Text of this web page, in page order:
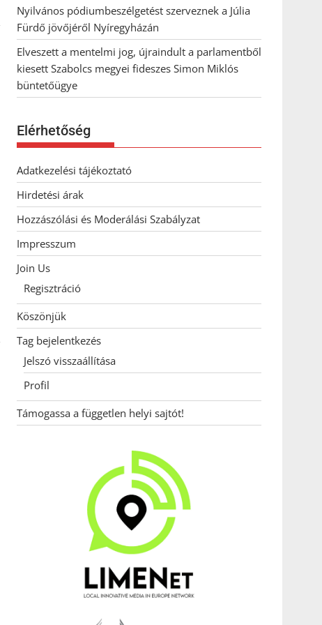
Nyilvános pódiumbeszélgetést szerveznek a Júlia
Fürdő jövőjéről Nyíregyházán
Elveszett a mentelmi jog, újraindult a parlamentből
kiesett Szabolcs megyei fideszes Simon Miklós
büntetőügye
Elérhetőség
Adatkezelési tájékoztató
Hirdetési árak
Hozzászólási és Moderálási Szabályzat
Impresszum
Join Us
Regisztráció
Köszönjük
Tag bejelentkezés
Jelszó visszaállítása
Profil
Támogassa a független helyi sajtót!